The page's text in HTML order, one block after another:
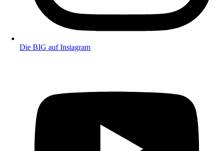
Die BIG auf Instagram